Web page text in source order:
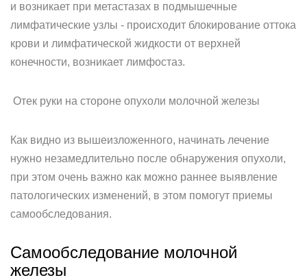
и возникает при метастазах в подмышечные
лимфатические узлы - происходит блокирование оттока
крови и лимфатической жидкости от верхней
конечности, возникает лимфостаз.
Отек руки на стороне опухоли молочной железы
Как видно из вышеизложенного, начинать лечение
нужно незамедлительно после обнаружения опухоли,
при этом очень важно как можно раннее выявление
патологических изменений, в этом помогут приемы
самообследования.
Самообследование молочной
железы